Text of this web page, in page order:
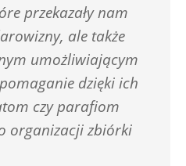
przekazały nam
ale także
umożliwiającym
dzięki ich
czy parafiom
organizacji zbiórki